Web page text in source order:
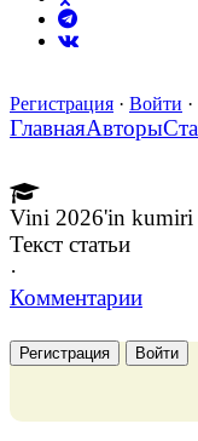
Регистрация · Войти ·
ГлавнаяАвторы
Vini 2026'in kumiri
Текст статьи
·
Комментарии
Регистрация Войти